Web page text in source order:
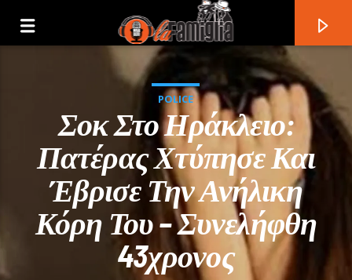
POLICE
Σοκ Στο Ηράκλειο:
Πατέρας Χτύπησε Και
Έβρισε Την Ανήλικη
Κόρη Του – Συνελήφθη
43χρονος